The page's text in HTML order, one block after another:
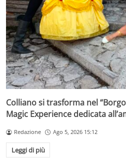
Colliano si trasforma nel
Magic Experience dedicata
Redazione Ago 5, 2026 15:12
Leggi di più